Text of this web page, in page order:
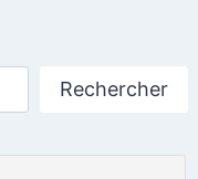
Rechercher